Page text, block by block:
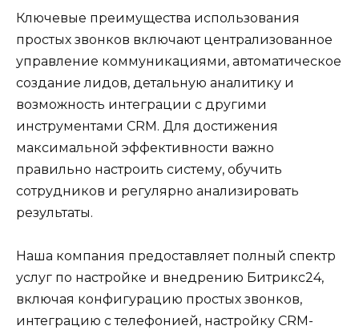
Ключевые преимущества использования
простых звонков включают централизованное
управление коммуникациями, автоматическое
создание лидов, детальную аналитику и
возможность интеграции с другими
инструментами CRM. Для достижения
максимальной эффективности важно
правильно настроить систему, обучить
сотрудников и регулярно анализировать
результаты.
Наша компания предоставляет полный спектр
услуг по настройке и внедрению Битрикс24,
включая конфигурацию простых звонков,
интеграцию с телефонией, настройку CRM-